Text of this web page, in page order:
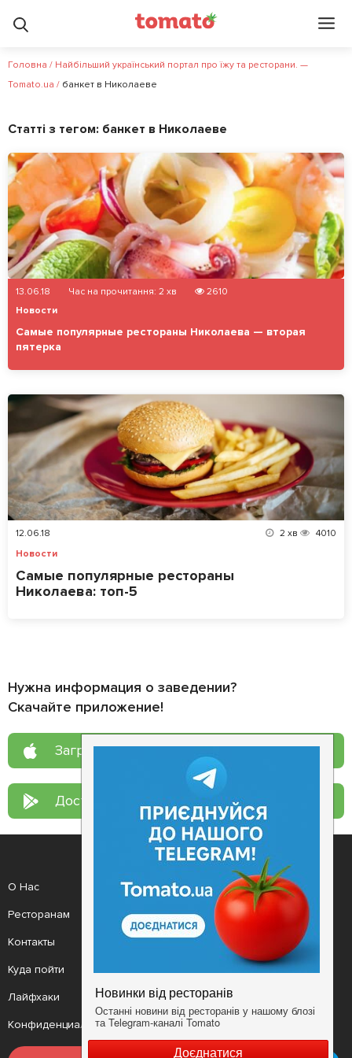
Головна / Найбільший український портал про їжу та ресторани. —
Tomato.ua / банкет в Николаеве
Статті з тегом: банкет в Николаеве
13.06.18 Час на прочитання: 2 хв
2610
Новости
Cамые популярные рестораны Николаева — вторая
пятерка
12.06.18 2 хв
4010
Новости
Cамые популярные рестораны
Николаева: топ-5
Нужна информация о заведении?
Скачайте приложение!
Загрузите в App Store
Доступно в Google Play
О Нас
Ресторанам
Контакты
Куда пойти
Лайфхаки
Конфиденциальность
Рецепт дня
Новости
Анонсы
Мобильное приложение
Условия